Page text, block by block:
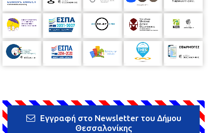
Εγγραφή στο Newsletter του Δήμου
Θεσσαλονίκης